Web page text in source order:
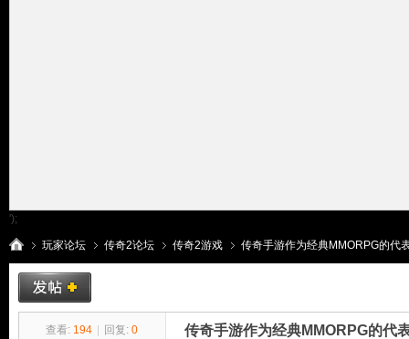
');
玩家论坛
›
传奇2论坛 传奇2游戏
›
传奇手游作为经典MMORPG的代
查看: 194 回复: 0 传奇手游作为经典MMORPG的代